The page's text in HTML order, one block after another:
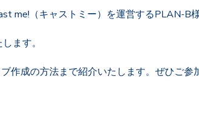
me!（キャストミー）を運営するPLAN-B
ます。
成の方法まで紹介いたします。ぜひご参